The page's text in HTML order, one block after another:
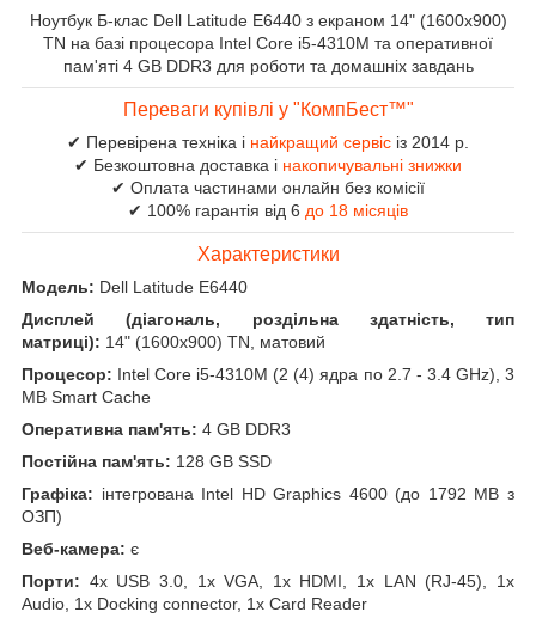
Ноутбук Б-клас Dell Latitude E6440 з екраном 14" (1600x900)
TN на базі процесора Intel Core i5-4310M та оперативної
пам'яті 4 GB DDR3 для роботи та домашніх завдань
Переваги купівлі у "КомпБест™"
✔ Перевірена техніка і найкращий сервіс із 2014 р.
✔ Безкоштовна доставка і накопичувальні знижки
✔ Оплата частинами онлайн без комісії
✔ 100% гарантія від 6 до 18 місяців
Характеристики
Модель: Dell Latitude E6440
Дисплей (діагональ, роздільна здатність, тип
матриці): 14" (1600x900) TN, матовий
Процесор: Intel Core i5-4310M (2 (4) ядра по 2.7 - 3.4 GHz), 3
MB Smart Cache
Оперативна пам'ять: 4 GB DDR3
Постійна пам'ять: 128 GB SSD
Графіка: інтегрована Intel HD Graphics 4600 (до 1792 MB з
ОЗП)
Веб-камера: є
Порти: 4x USB 3.0, 1x VGA, 1x HDMI, 1x LAN (RJ-45), 1x
Audio, 1x Docking connector, 1x Card Reader